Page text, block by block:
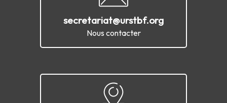
secretariat@urstbf.org
Nous contacter